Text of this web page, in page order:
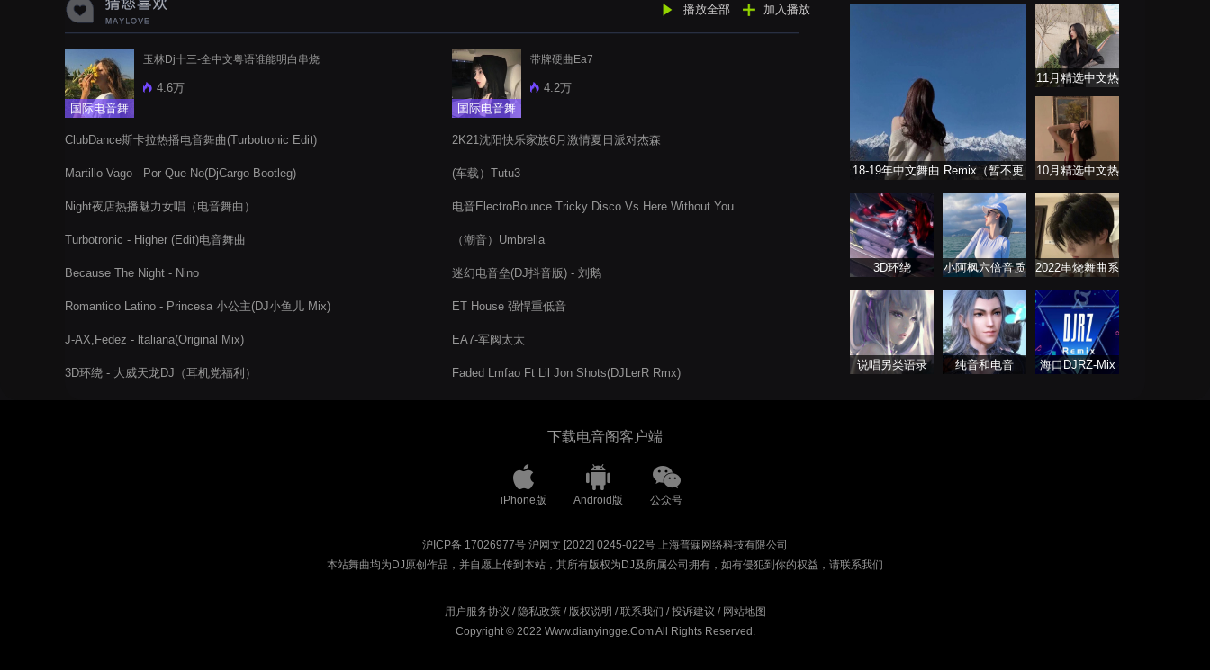
播放全部 加入播放
国际电音舞
玉林Dj十三-全中文粤语谁能明白串烧
4.6万
ClubDance斯卡拉热播电音舞曲(Turbotronic Edit)
Martillo Vago - Por Que No(DjCargo Bootleg)
Night夜店热播魅力女唱（电音舞曲）
Turbotronic - Higher (Edit)电音舞曲
Because The Night - Nino
Romantico Latino - Princesa 小公主(DJ小鱼儿 Mix)
J-AX,Fedez - ltaliana(Original Mix)
3D环绕 - 大威天龙DJ（耳机党福利）
国际电音舞
带牌硬曲Ea7
4.2万
2K21沈阳快乐家族6月激情夏日派对杰森
(车载）Tutu3
电音ElectroBounce Tricky Disco Vs Here Without You
（潮音）Umbrella
迷幻电音垒(DJ抖音版) - 刘鹅
ET House 强悍重低音
EA7-军阀太太
Faded Lmfao Ft Lil Jon Shots(DJLerR Rmx)
18-19年中文舞曲 Remix（暂不更
11月精选中文热
播歌曲合集
10月精选中文热
3D环绕
小阿枫六倍音质
2022串烧舞曲系
说唱另类语录 纯音和电音 海口DJRZ-Mix
下载电音阁客户端
iPhone版 Android版 公众号
沪ICP备 17026977号 沪网文 [2022] 0245-022号 上海普寐网络科技有限公司
本站舞曲均为DJ原创作品，并自愿上传到本站，其所有版权为DJ及所属公司拥有，如有侵犯到你的权益，请联系我们
用户服务协议 / 隐私政策/ 版权说明 /联系我们 /投诉建议 / 网站地图
Copyright © 2022 Www.dianyingge.Com All Rights Reserved.